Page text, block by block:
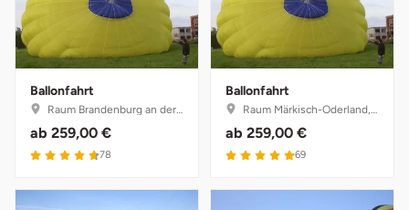
Ballonfahrt
Raum Brandenburg an der Havel, Brandenburg
ab 259,00 €
78
Ballonfahrt
Raum Märkisch-Oderland, Brandenburg
ab 259,00 €
69
Weimar
sächsische Schweiz